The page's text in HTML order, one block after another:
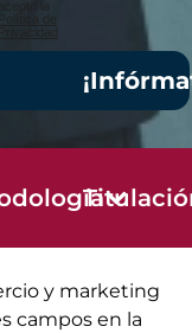
acepto la
Privacidad
y marketing
campos en la